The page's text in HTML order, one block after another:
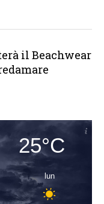
il Beachwear
25°C
lun